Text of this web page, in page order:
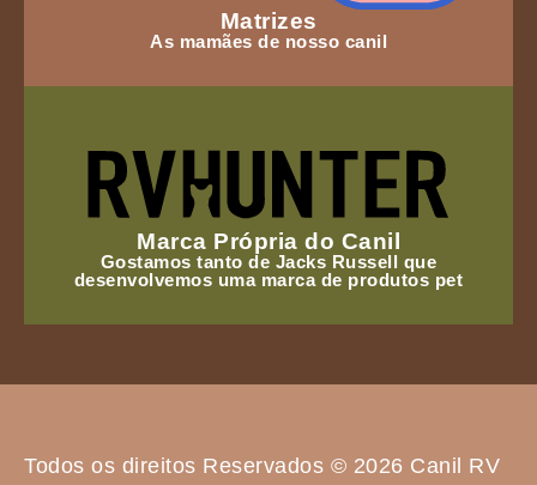
Matrizes
As mamães de nosso canil
Marca Própria do Canil
Gostamos tanto de Jacks Russell que
desenvolvemos uma marca de produtos pet
Todos os direitos Reservados © 2026 Canil RV